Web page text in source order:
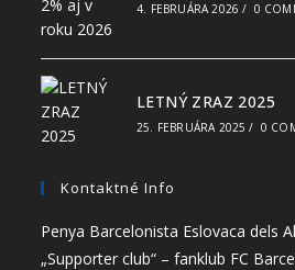
4. FEBRUÁRA 2026 / 0
LETNÝ ZRAZ 2025
25. FEBRUÁRA 2025 / 0
Kontaktné Info
Penya Barcelonista Eslovaca dels
„Supporter club“ – fanklub FC